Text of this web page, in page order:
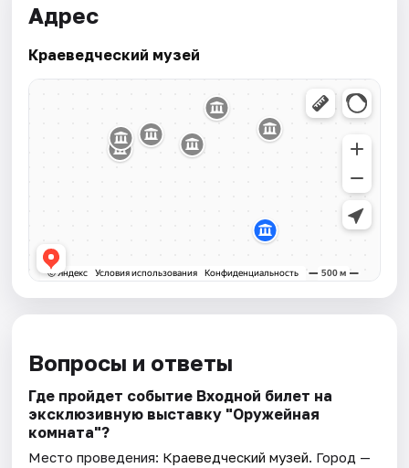
Адрес
Краеведческий музей
Вопросы и ответы
Где пройдет событие Входной билет на
эксклюзивную выставку "Оружейная
комната"?
Место проведения: Краеведческий музей. Город —